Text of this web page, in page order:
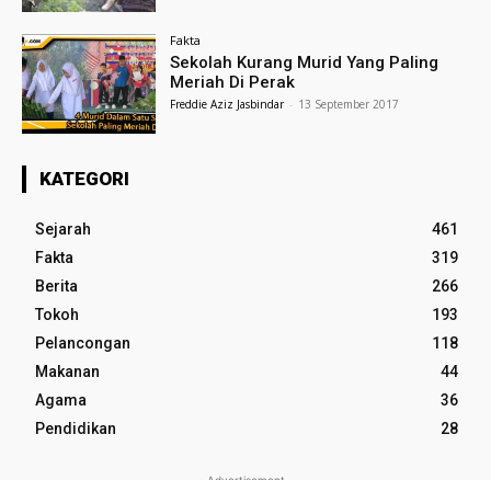
Fakta
Sekolah Kurang Murid Yang Paling
Meriah Di Perak
Freddie Aziz Jasbindar - 13 September 2017
KATEGORI
Sejarah
461
Fakta
319
Berita
266
Tokoh
193
Pelancongan
118
Makanan
44
Agama
36
Pendidikan
28